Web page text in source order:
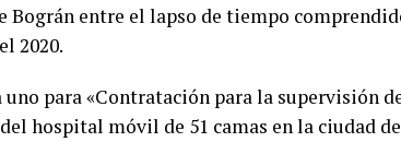
Bográn entre el lapso de tiempo
2020.
para «Contratación para la supervisión
hospital móvil de 51 camas en la ciudad de